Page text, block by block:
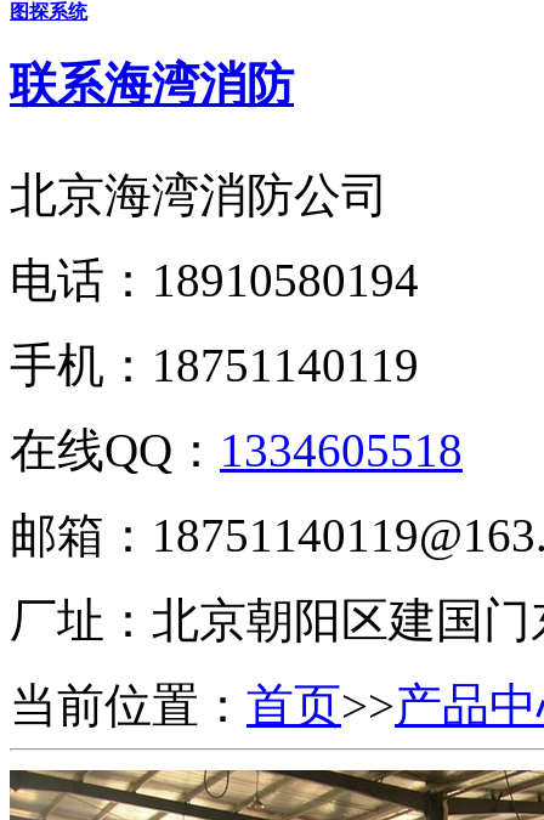
图探系统
联系海湾消防
北京海湾消防公司
电话： 18910580194
手机： 18751140119
在线QQ： 1334605518
邮箱：
厂址： 北京朝阳区建国门
当前位置： 首页>>产品